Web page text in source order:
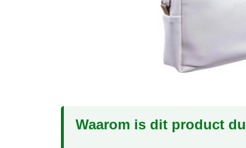
Waarom is dit product